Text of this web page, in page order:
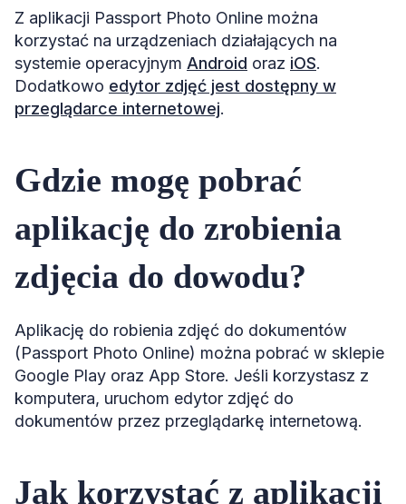
Z aplikacji Passport Photo Online można
korzystać na urządzeniach działających na
systemie operacyjnym Android oraz iOS.
Dodatkowo edytor zdjęć jest dostępny w
przeglądarce internetowej.
Gdzie mogę pobrać
aplikację do zrobienia
zdjęcia do dowodu?
Aplikację do robienia zdjęć do dokumentów
(Passport Photo Online) można pobrać w sklepie
Google Play oraz App Store. Jeśli korzystasz z
komputera, uruchom edytor zdjęć do
dokumentów przez przeglądarkę internetową.
Jak korzystać z aplikacji